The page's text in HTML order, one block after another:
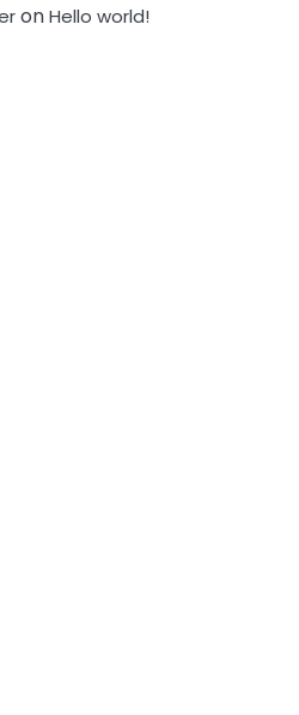
onHello world!